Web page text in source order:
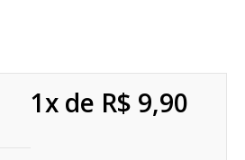
1x de R$ 9,90